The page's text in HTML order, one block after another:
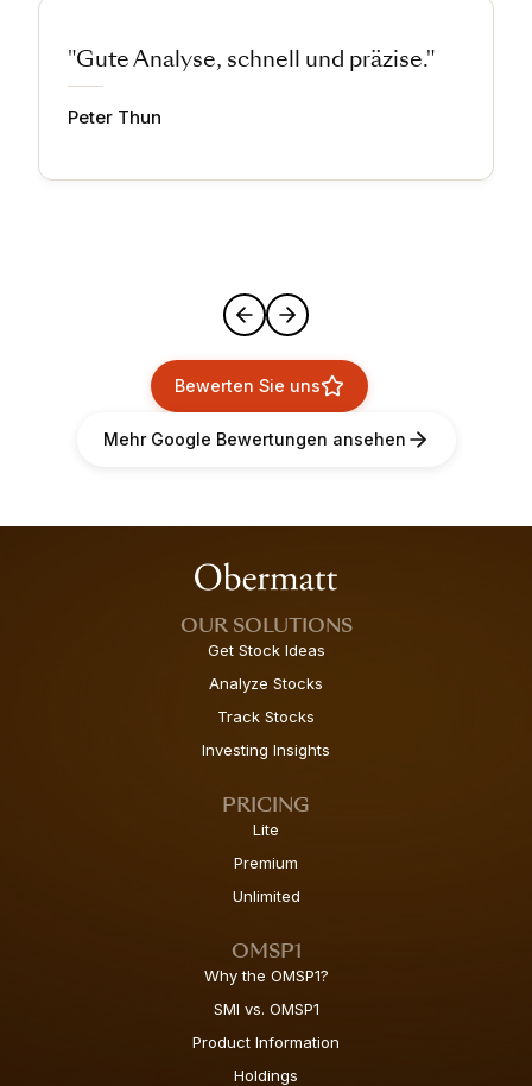
"Gute Analyse, schnell und präzise."
Peter Thun
Bewerten Sie uns
Mehr Google Bewertungen ansehen
OUR SOLUTIONS
Get Stock Ideas
Analyze Stocks
Track Stocks
Investing Insights
PRICING
Lite
Premium
Unlimited
OMSP1
Why the OMSP1?
SMI vs. OMSP1
Product Information
Holdings